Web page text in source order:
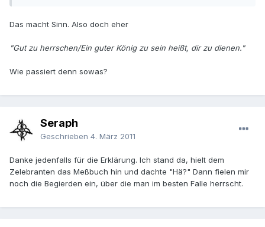
Das macht Sinn. Also doch eher
"Gut zu herrschen/Ein guter König zu sein heißt, dir zu dienen."
Wie passiert denn sowas?
Seraph
Geschrieben 4. März 2011
Danke jedenfalls für die Erklärung. Ich stand da, hielt dem
Zelebranten das Meßbuch hin und dachte "Hä?" Dann fielen mir
noch die Begierden ein, über die man im besten Falle herrscht.